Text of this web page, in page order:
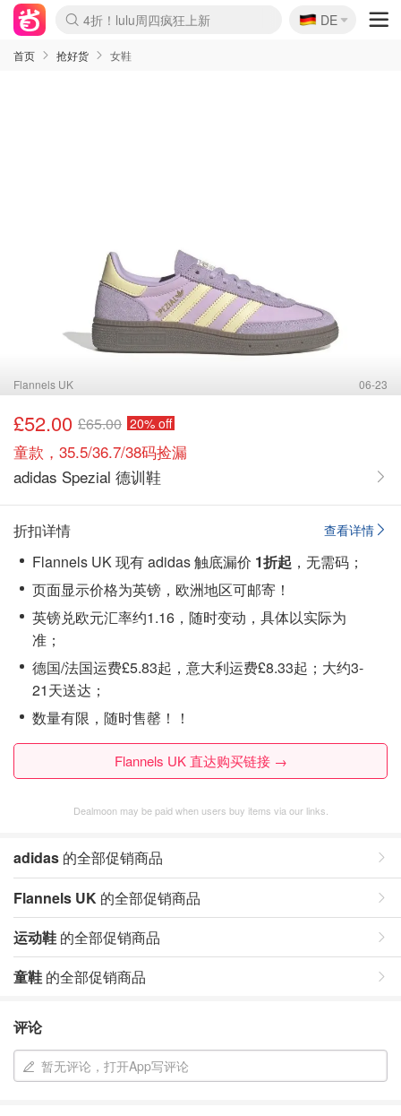
Boticinal 夏促开抢！
4折！lulu周四疯狂上新
还没结束！&OtherStories大促
Joybuy变相75折 随时失效
速领！Stanley独家85折
疑似霸哥！Camper额外叠85折
Zalando 奥莱闪促！每日更新
Moncler反季囤！5折起+叠9折
Coach Brooklyn仅€192
🇩🇪
DE
首页 抢好货 女鞋
Flannels UK 06-23
£52.00 £65.00 20% off
童款，35.5/36.7/38码捡漏
adidas Spezial 德训鞋
查看详情
折扣详情
Flannels UK 现有 adidas 触底漏价 1折起 ，无需码；
页面显示价格为英镑，欧洲地区可邮寄！
英镑兑欧元汇率约1.16，随时变动，具体以实际为
准；
德国/法国运费£5.83起，意大利运费£8.33起；大约3-
21天送达；
数量有限，随时售罄！！
Flannels UK 直达购买链接 →
Dealmoon may be paid when users buy items via our links.
adidas 的全部促销商品
Flannels UK 的全部促销商品
运动鞋 的全部促销商品
童鞋 的全部促销商品
评论
暂无评论，打开App写评论